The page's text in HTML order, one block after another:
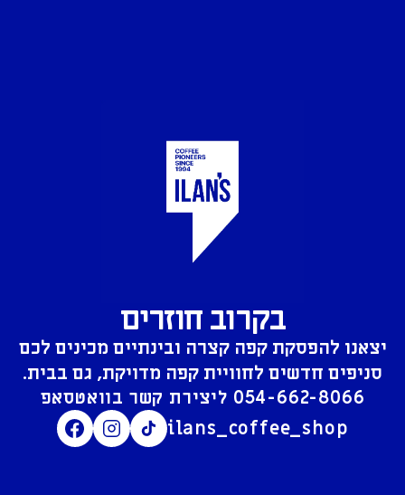
בקרוב חוזרים
יצאנו להפסקת קפה קצרה ובינתיים מכינים לכם
סניפים חדשים לחוויית קפה מדויקת, גם בבית.
054-662-8066
ilans_coffee_shop